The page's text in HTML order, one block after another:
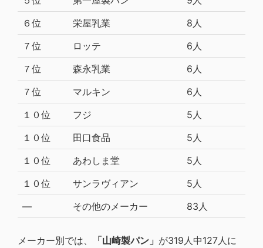
６位
栄屋乳業
8人
７位
ロッテ
6人
７位
森永乳業
6人
７位
マルキン
6人
１０位
フジ
5人
１０位
田口食品
5人
１０位
あわしま堂
5人
１０位
サンラヴィアン
5人
―
その他のメーカー 83人
メーカー別では、 「山崎製パン」 が319人中127人に